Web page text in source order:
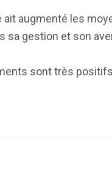
ait augmenté les
sa gestion et son
sont très